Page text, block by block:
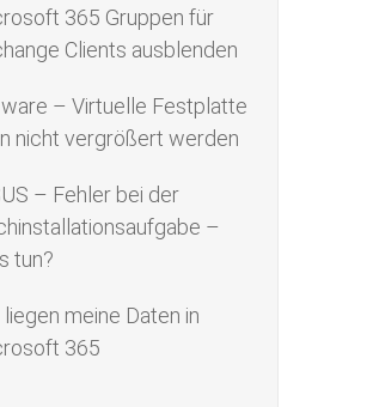
365 Gruppen für
Clients ausblenden
– Virtuelle Festplatte
nicht vergrößert werden
– Fehler bei der
–
tun?
meine Daten in
365